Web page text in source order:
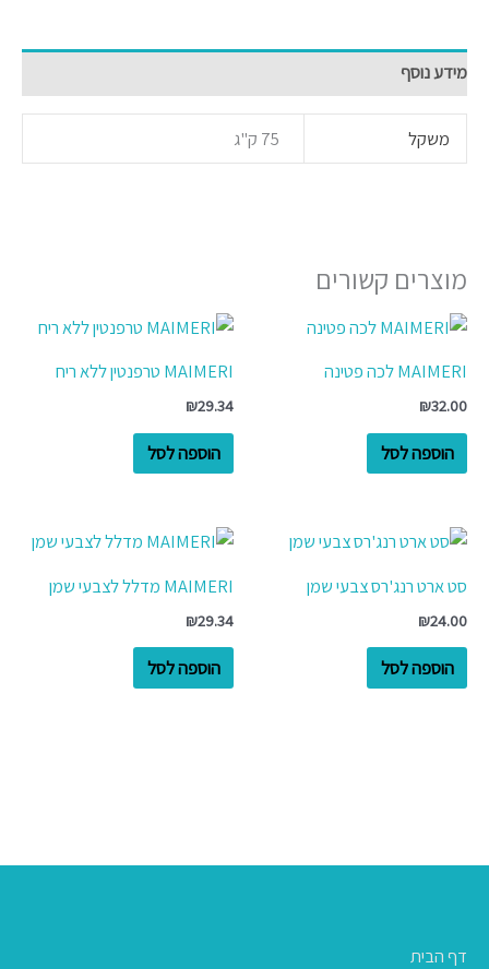
מידע נוסף
משקל 75 ק"ג
מוצרים קשורים
MAIMERI לכה פטינה
₪32.00
הוספה לסל
MAIMERI טרפנטין ללא ריח
₪29.34
הוספה לסל
סט ארט רנג'רס צבעי שמן
₪24.00
הוספה לסל
MAIMERI מדלל לצבעי שמן
₪29.34
הוספה לסל
דף הבית